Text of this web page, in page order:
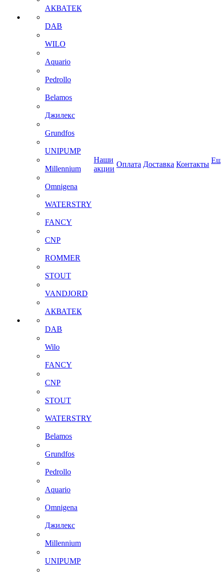
АКВАТЕК
DAB
WILO
Aquario
Pedrollo
Belamos
Джилекс
Grundfos
UNIPUMP
Millennium
Omnigena
WATERSTRY
FANCY
CNP
ROMMER
STOUT
VANDJORD
АКВАТЕК
DAB
Wilo
FANCY
CNP
STOUT
WATERSTRY
Belamos
Grundfos
Pedrollo
Aquario
Omnigena
Джилекс
Millennium
UNIPUMP
Наши
акции
Оплата Доставка Контакты